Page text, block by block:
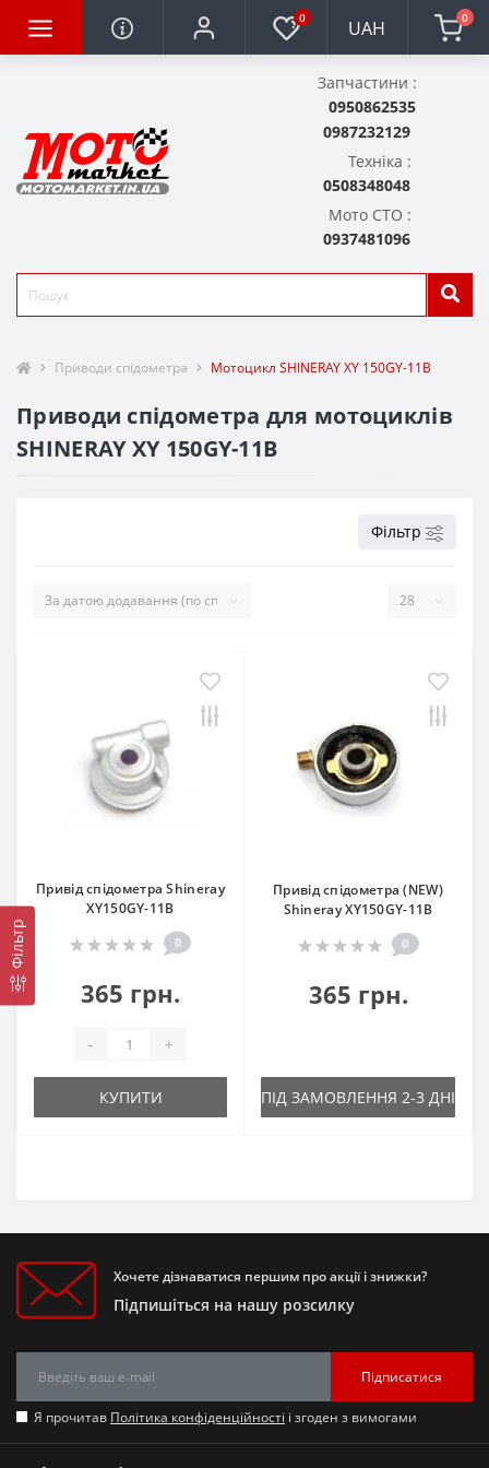
0 UAH 0
Запчастини :
0950862535
0987232129
Техніка :
0508348048
Мото СТО :
0937481096
Приводи спідометра Мотоцикл SHINERAY XY 150GY-11B
Приводи спідометра для мотоциклів
SHINERAY XY 150GY-11B
Фільтр
Фільтр
Привід спідометра Shineray
XY150GY-11B
0
365 грн.
- +
КУПИТИ
Привід спідометра (NEW)
Shineray XY150GY-11B
0
365 грн.
ПІД ЗАМОВЛЕННЯ 2-3 ДНІ
Хочете дізнаватися першим про акції і знижки?
Підпишіться на нашу розсилку
Підписатися
Я прочитав Політика конфіденційності і згоден з вимогами